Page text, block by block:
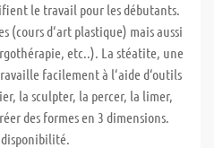
le travail pour les débutants.
(cours d‘art plastique) mais aussi
etc..). La stéatite, une
facilement à l‘aide d‘outils
la sculpter, la percer, la limer,
des formes en 3 dimensions.
disponibilité.